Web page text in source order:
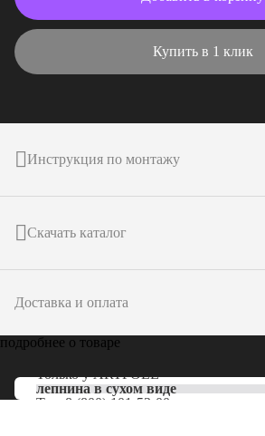
Купить в 1 клик
Инструкция по монтажу
Скачать каталог
Доставка и оплата
подробнее о товаре
Только уARTPOLE
лепнина в сухом виде
Тел: 8 (800) 101-53-00